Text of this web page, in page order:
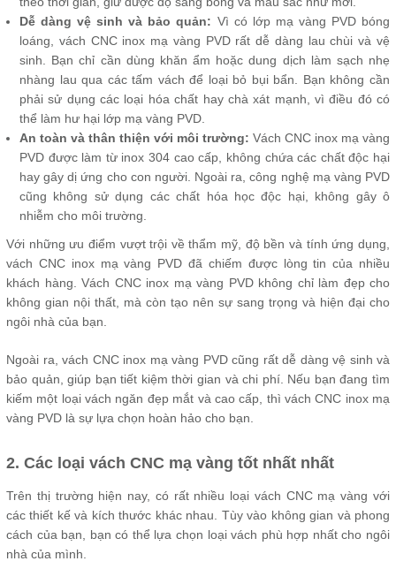
Dễ dàng vệ sinh và bảo quản: Vì có lớp mạ vàng PVD bóng
loáng, vách CNC inox mạ vàng PVD rất dễ dàng lau chùi và vệ
sinh. Bạn chỉ cần dùng khăn ẩm hoặc dung dịch làm sạch nhẹ
nhàng lau qua các tấm vách để loại bỏ bụi bẩn. Bạn không cần
phải sử dụng các loại hóa chất hay chà xát mạnh, vì điều đó có
thể làm hư hại lớp mạ vàng PVD.
An toàn và thân thiện với môi trường: Vách CNC inox mạ vàng
PVD được làm từ inox 304 cao cấp, không chứa các chất độc hại
hay gây dị ứng cho con người. Ngoài ra, công nghệ mạ vàng PVD
cũng không sử dụng các chất hóa học độc hại, không gây ô
nhiễm cho môi trường.
Với những ưu điểm vượt trội về thẩm mỹ, độ bền và tính ứng dụng,
vách CNC inox mạ vàng PVD đã chiếm được lòng tin của nhiều
khách hàng. Vách CNC inox mạ vàng PVD không chỉ làm đẹp cho
không gian nội thất, mà còn tạo nên sự sang trọng và hiện đại cho
ngôi nhà của bạn.
Ngoài ra, vách CNC inox mạ vàng PVD cũng rất dễ dàng vệ sinh và
bảo quản, giúp bạn tiết kiệm thời gian và chi phí. Nếu bạn đang tìm
kiếm một loại vách ngăn đẹp mắt và cao cấp, thì vách CNC inox mạ
vàng PVD là sự lựa chọn hoàn hảo cho bạn.
2. Các loại vách CNC mạ vàng tốt nhất nhất
Trên thị trường hiện nay, có rất nhiều loại vách CNC mạ vàng với
các thiết kế và kích thước khác nhau. Tùy vào không gian và phong
cách của bạn, bạn có thể lựa chọn loại vách phù hợp nhất cho ngôi
nhà của mình.